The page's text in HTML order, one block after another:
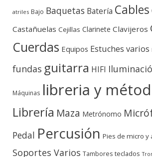
atriles Bajo Baquetas Batería Cables
Castañuelas Cejillas Clarinete Clavijeros
Cuerdas Equipos Estuches varios
fundas guitarra HIFI
Máquinas libreria y
Librería Maza Metrónomo
Pedal Percusión Pies de micro y
Soportes Varios Tambores teclados